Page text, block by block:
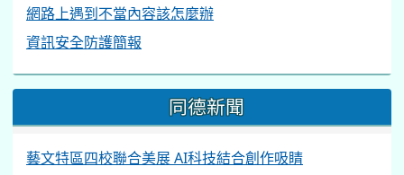
網路上遇到不當內容該怎麼辦
資訊安全防護簡報
同德新聞
藝文特區四校聯合美展 AI科技結合創作吸睛